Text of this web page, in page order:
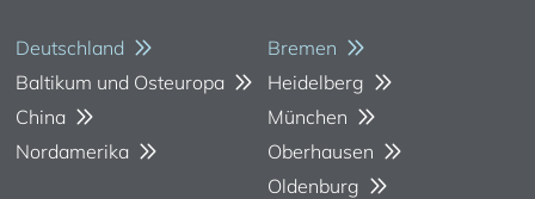
Deutschland
Baltikum und Osteuropa
China
Nordamerika
Bremen
Heidelberg
München
Oberhausen
Oldenburg